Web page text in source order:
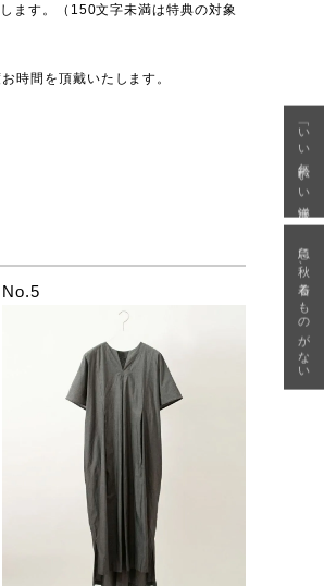
ます。（150文字未満は特典の対象
時間を頂戴いたします。
No.5
「いい年齢 いい洋服」
急に秋、着るものがない